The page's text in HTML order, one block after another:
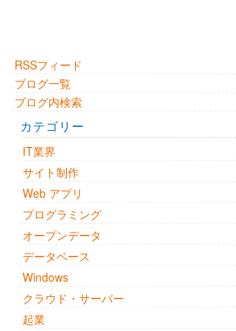
RSSフィード
ブログ一覧
ブログ内検索
カテゴリー
IT業界
サイト制作
Web アプリ
プログラミング
オープンデータ
データベース
Windows
クラウド・サーバー
起業